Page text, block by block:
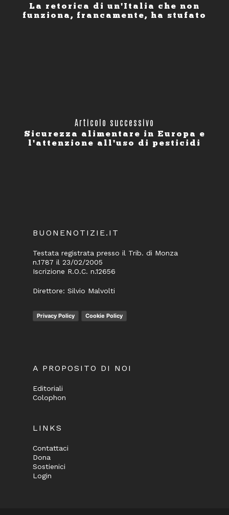
La retorica di un'Italia che non
funziona, francamente, ha stufato
Articolo successivo
Sicurezza alimentare in Europa e
l'attenzione all'uso di pesticidi
BUONENOTIZIE.IT
Testata registrata presso il Trib. di Monza
n.1787 il 23/02/2005
Iscrizione R.O.C. n.12656
Direttore: Silvio Malvolti
Privacy Policy Cookie Policy
A PROPOSITO DI NOI
Editoriali
Colophon
LINKS
Contattaci
Dona
Sostienici
Login